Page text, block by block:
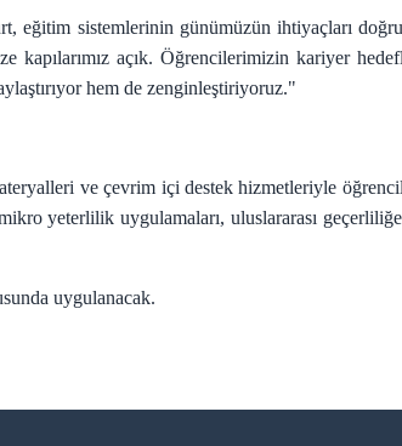
eğitim sistemlerinin günümüzün ihtiyaçları
açık. Öğrencilerimizin kariyer
hem de zenginleştiriyoruz."
ve çevrim içi destek hizmetleriyle
yeterlilik uygulamaları, uluslararası
uygulanacak.